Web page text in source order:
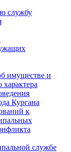
службу
имуществе и
характера
Кургана
к
службе